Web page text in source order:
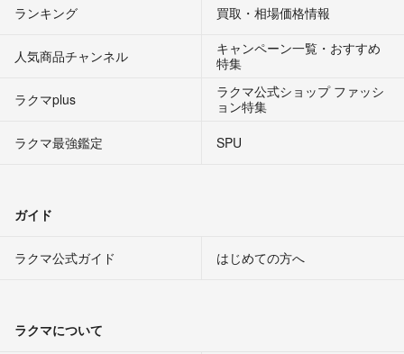
ランキング 買取・相場価格情報
人気商品チャンネル
キャンペーン一覧・おすすめ
特集
ラクマplus
ラクマ公式ショップ ファッシ
ョン特集
ラクマ最強鑑定
SPU
ガイド
ラクマ公式ガイド はじめての方へ
ラクマについて